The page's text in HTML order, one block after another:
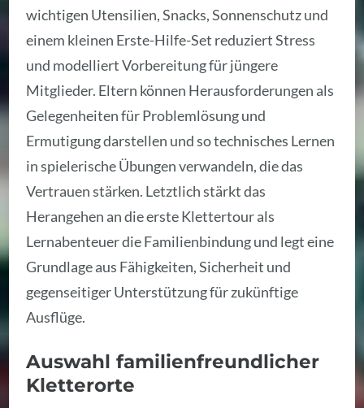
wichtigen Utensilien, Snacks, Sonnenschutz und
einem kleinen Erste-Hilfe-Set reduziert Stress
und modelliert Vorbereitung für jüngere
Mitglieder. Eltern können Herausforderungen als
Gelegenheiten für Problemlösung und
Ermutigung darstellen und so technisches Lernen
in spielerische Übungen verwandeln, die das
Vertrauen stärken. Letztlich stärkt das
Herangehen an die erste Klettertour als
Lernabenteuer die Familienbindung und legt eine
Grundlage aus Fähigkeiten, Sicherheit und
gegenseitiger Unterstützung für zukünftige
Ausflüge.
Auswahl familienfreundlicher
Kletterorte